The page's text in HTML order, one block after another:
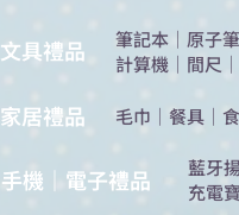
​文具禮品 筆記本 ｜ 原子筆
計算機 ｜ 間尺 ｜
​家居禮品 ​毛巾 ｜ 餐具 ｜
手機｜電子禮品 藍牙
充電寶